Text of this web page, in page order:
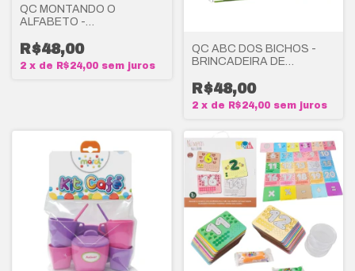
QC MONTANDO O
ALFABETO -
CRIANÇA
R$48,00
2 x de R$24,00 sem juros
QC ABC DOS BICHOS -
BRINCADEIRA DE
R$48,00
2 x de R$24,00 sem juros